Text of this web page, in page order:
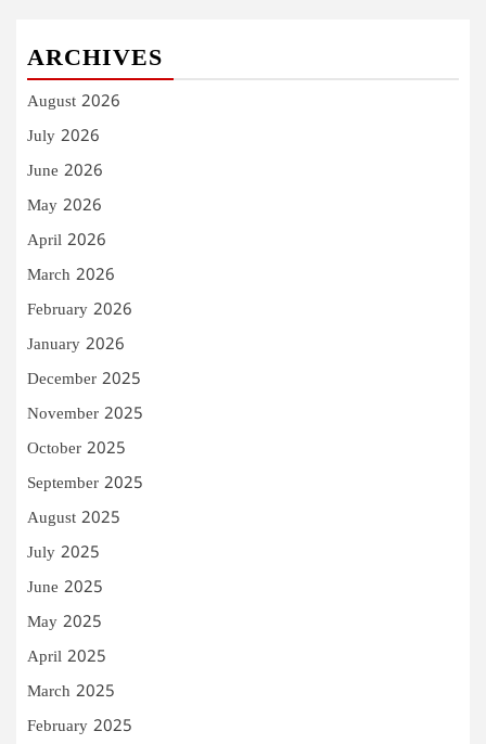
ARCHIVES
August 2026
July 2026
June 2026
May 2026
April 2026
March 2026
February 2026
January 2026
December 2025
November 2025
October 2025
September 2025
August 2025
July 2025
June 2025
May 2025
April 2025
March 2025
February 2025